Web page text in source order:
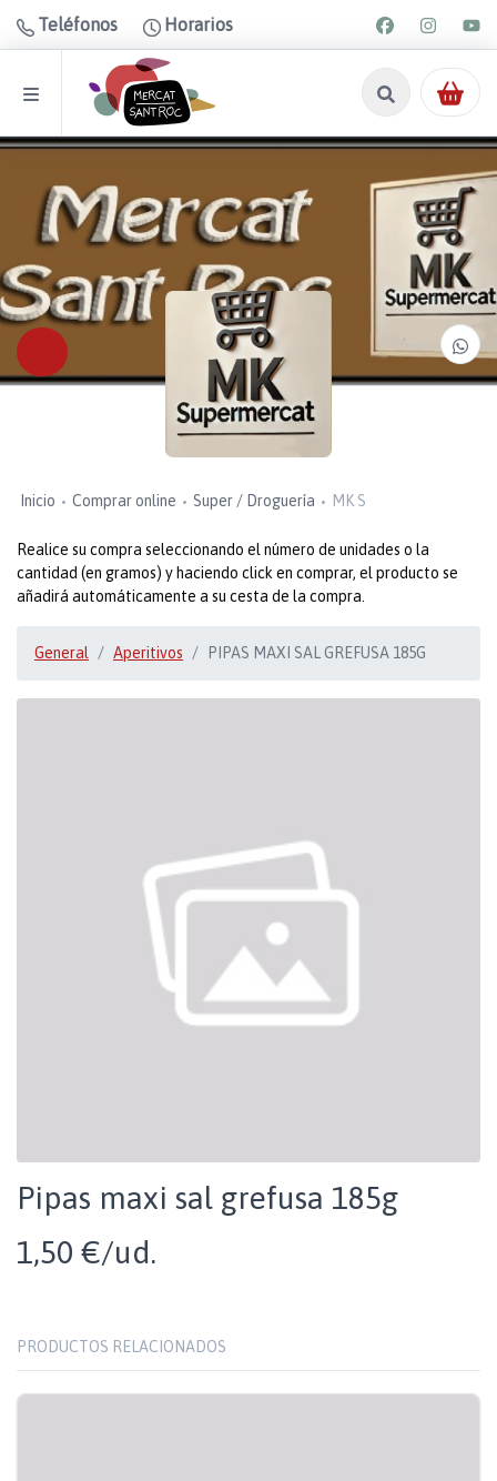
Teléfonos Horarios
Inicio Comprar online Super / Droguería MK S
Realice su compra seleccionando el número de unidades o la
cantidad (en gramos) y haciendo click en comprar, el producto se
añadirá automáticamente a su cesta de la compra.
General Aperitivos PIPAS MAXI SAL GREFUSA 185G
Pipas maxi sal grefusa 185g
1,50 €/ud.
PRODUCTOS RELACIONADOS